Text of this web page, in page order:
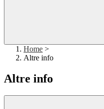
Home >
Altre info
Altre info